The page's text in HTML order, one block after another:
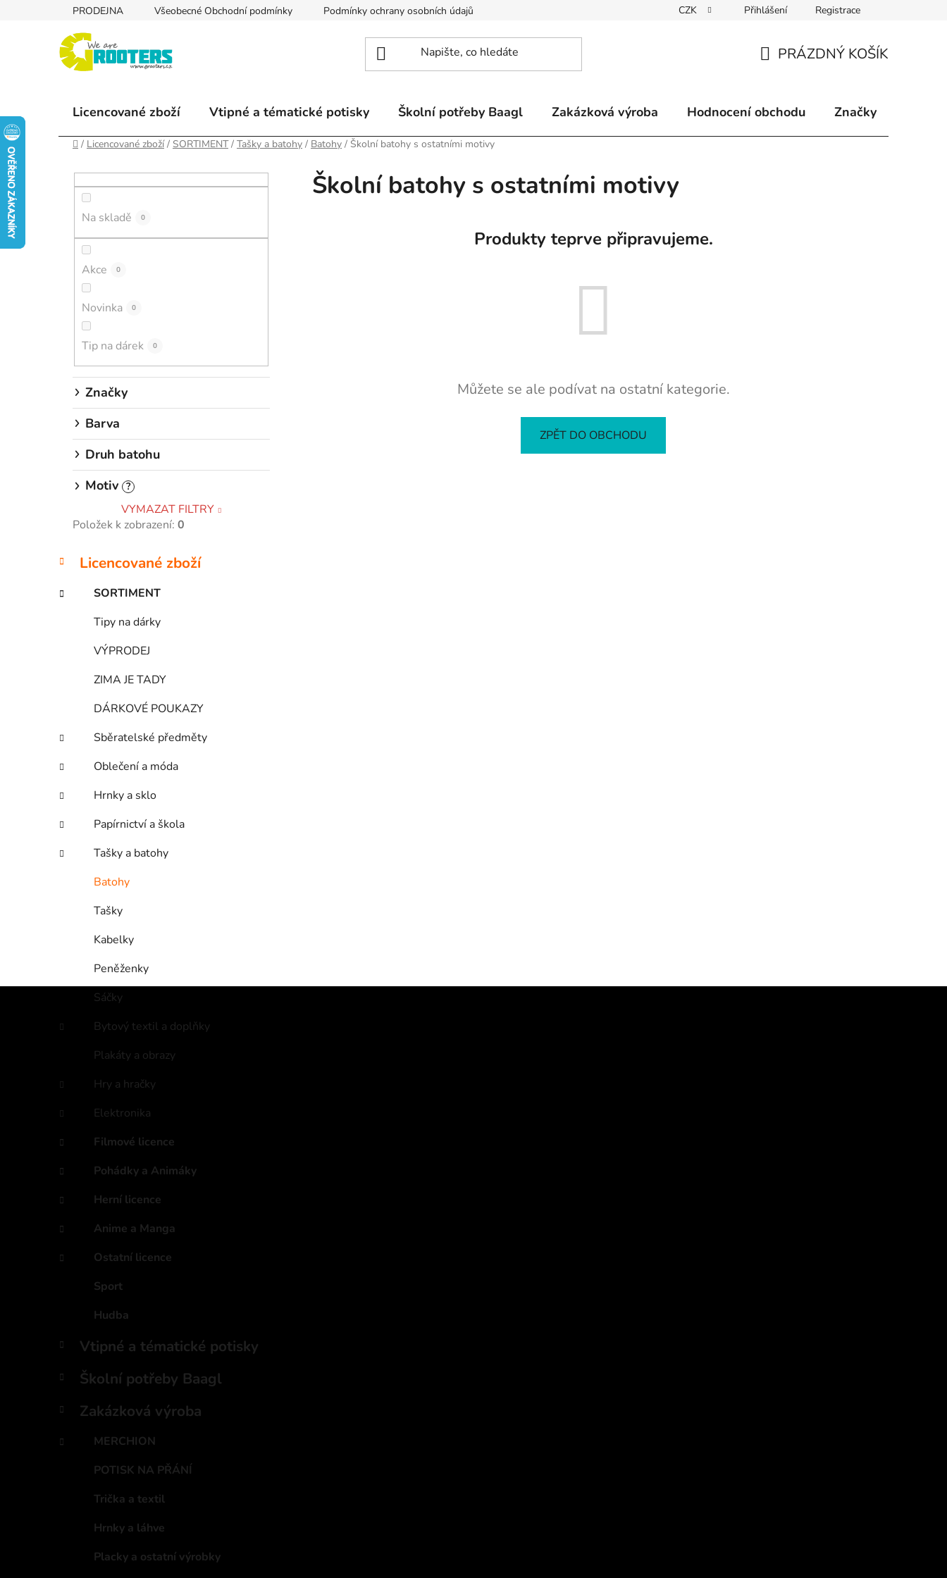
PRODEJNA Všeobecné Obchodní podmínky Podmínky ochrany osobních údajů Způsoby doručení Kontakty
CZK Přihlášení Registrace
KOŠÍK
PRÁZDNÝ KOŠÍK
Licencované zboží Vtipné a tématické potisky Školní potřeby Baagl Zakázková výroba Hodnocení obchodu Značky
Domů
/ Licencované zboží / SORTIMENT / Tašky a batohy / Batohy / Školní batohy s ostatními motivy
Na skladě 0
Akce 0
Novinka 0
Tip na dárek 0
Značky
Barva
Druh batohu
Motiv ?
VYMAZAT FILTRY
Položek k zobrazení: 0
Přeskočit
kategorie
K
a
e
Licencované zboží
SORTIMENT
Tipy na dárky
VÝPRODEJ
ZIMA JE TADY
DÁRKOVÉ POUKAZY
Sběratelské předměty
Oblečení a móda
Hrnky a sklo
Papírnictví a škola
Tašky a batohy
Batohy
Tašky
Kabelky
Peněženky
Sáčky
Bytový textil a doplňky
Plakáty a obrazy
Hry a hračky
Elektronika
Filmové licence
Pohádky a Animáky
Herní licence
Anime a Manga
Ostatní licence
Sport
Hudba
Vtipné a tématické potisky
Školní potřeby Baagl
Zakázková výroba
MERCHION
POTISK NA PŘÁNÍ
Trička a textil
Hrnky a láhve
Placky a ostatní výrobky
Školní batohy s ostatními motivy
Produkty teprve připravujeme.
Můžete se ale podívat na ostatní kategorie.
ZPĚT DO OBCHODU